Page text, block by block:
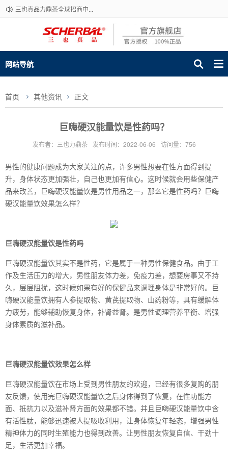
三也真品力鼎茶全球招商中...
网站导航
首页 其他资讯 正文
巨嗨硬汉能量饮是性药吗？
发布者：三也力鼎茶 发布时间：2022-06-06 访问量：756
男性的健康问题成为大家关注的点，许多男性想要在性方面得到提
升，身体状态更加强壮，自己也更加有信心。这时候就会用些保健产
品来改善，巨嗨硬汉能量饮是男性用品之一，那么它是性药吗？巨嗨
硬汉能量饮效果怎么样？
巨嗨硬汉能量饮是性药吗
巨嗨硬汉能量饮其实不是性药，它是属于一种男性保健食品。由于工
作及生活压力的增大，男性朋友体力差，免疫力差，想要房事又不持
久，层层阻扰，这时候如果有好的保健品来调理身体是非常好的。巨
嗨硬汉能量饮拥有人参提取物、黄芪提取物、山药粉等，具有缓解体
力疲劳，能够辅助恢复身体，补肾益肾。是男性调理营养平衡、增强
身体素质的滋补品。
巨嗨硬汉能量饮效果怎么样
巨嗨硬汉能量饮在市场上受到男性朋友的欢迎，已经有很多复购的朋
友反馈，使用完巨嗨硬汉能量饮之后身体得到了恢复，在性功能方
面、抵抗力以及滋补肾方面的效果都不错。并且巨嗨硬汉能量饮中含
有活性肽，能够迅速被人提吸收利用，让身体恢复年轻态，增强男性
精神体力的同时生殖能力也得到改善。让男性朋友恢复自信、干劲十
足，生活更加幸福。